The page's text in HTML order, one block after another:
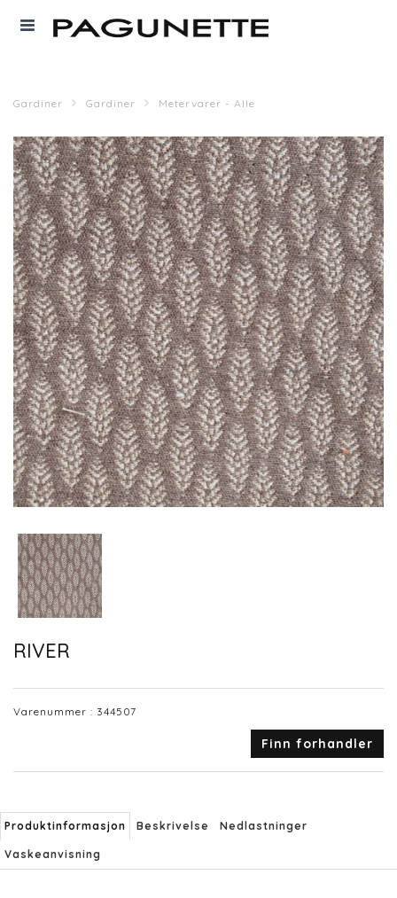
Gardiner Gardiner Metervarer - Alle
RIVER
Varenummer : 344507
Finn forhandler
Produktinformasjon Beskrivelse Nedlastninger
Vaskeanvisning